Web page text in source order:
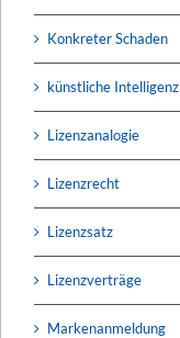
Konkreter Schaden
künstliche Intelligenz
Lizenzanalogie
Lizenzrecht
Lizenzsatz
Lizenzverträge
Markenanmeldung